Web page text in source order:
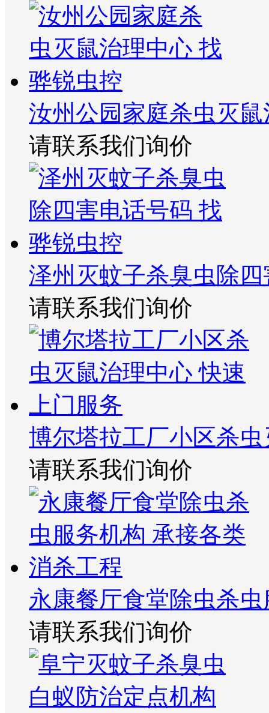
汝州公园家庭杀虫灭
请联系我们询价
泽州灭蚊子杀臭虫除
请联系我们询价
博尔塔拉工厂小区杀
请联系我们询价
永康餐厅食堂除虫杀
请联系我们询价